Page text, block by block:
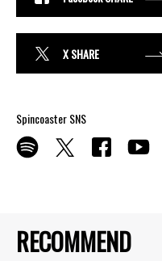
RECOMMEND
X SHARE
Spincoaster SNS